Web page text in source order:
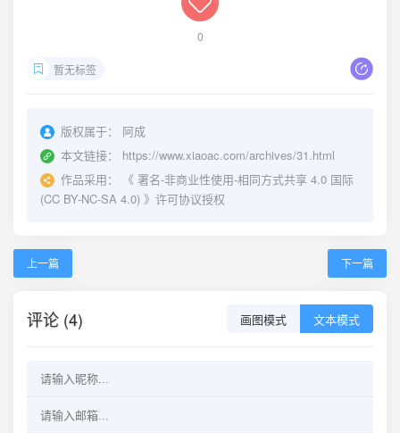
0
暂无标签
版权属于：
阿成
本文链接：
https://www.xiaoac.com/archives/31.html
作品采用：
《 署名-非商业性使用-相同方式共享 4.0 国际
(CC BY-NC-SA 4.0) 》许可协议授权
上一篇 下一篇
评论 (4) 画图模式 文本模式